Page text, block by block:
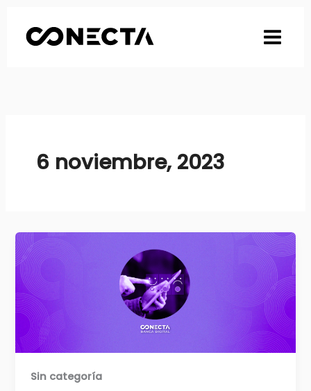
contenido
6 noviembre, 2023
Sin categoría